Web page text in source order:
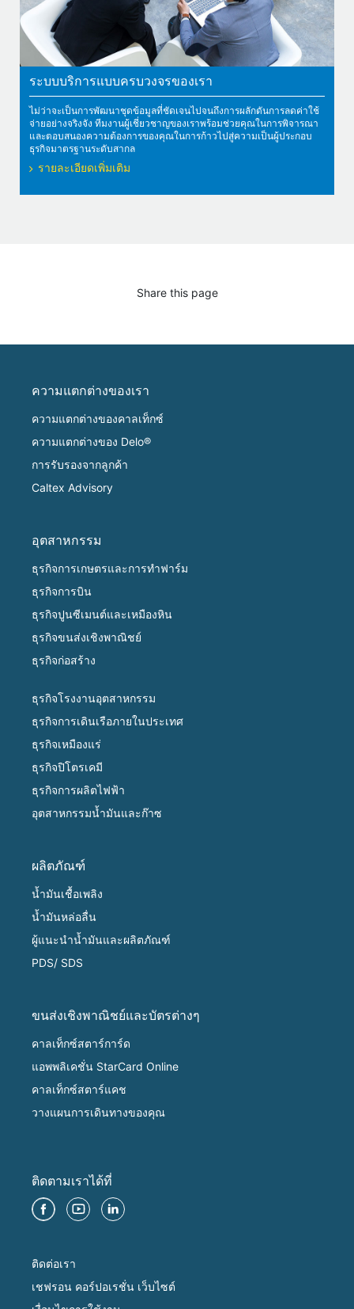
ระบบบริการแบบครบวงจรของเรา
ไม่ว่าจะเป็นการพัฒนาชุดข้อมูลที่ชัดเจนไปจนถึงการผลักดันการลดค่าใช้
จ่ายอย่างจริงจัง ทีมงานผู้เชี่ยวชาญของเราพร้อมช่วยคุณในการพิจารณา
และตอบสนองความต้องการของคุณในการก้าวไปสู่ความเป็นผู้ประกอบ
ธุรกิจมาตรฐานระดับสากล
รายละเอียดเพิ่มเติม
Share this page
ความแตกต่างของเรา
ความแตกต่างของคาลเท็กซ์
ความแตกต่างของ Delo®
การรับรองจากลูกค้า
Caltex Advisory
อุตสาหกรรม
ธุรกิจการเกษตรและการทำฟาร์ม
ธุรกิจการบิน
ธุรกิจปูนซีเมนต์และเหมืองหิน
ธุรกิจขนส่งเชิงพาณิชย์
ธุรกิจก่อสร้าง
ธุรกิจโรงงานอุตสาหกรรม
ธุรกิจการเดินเรือภายในประเทศ
ธุรกิจเหมืองแร่
ธุรกิจปิโตรเคมี
ธุรกิจการผลิตไฟฟ้า
อุตสาหกรรมน้ำมันและก๊าซ
ผลิตภัณฑ์
น้ำมันเชื้อเพลิง
น้ำมันหล่อลื่น
ผู้แนะนำน้ำมันและผลิตภัณฑ์
PDS/ SDS
ขนส่งเชิงพาณิชย์และบัตรต่างๆ
คาลเท็กซ์สตาร์การ์ด
แอพพลิเคชั่น StarCard Online
คาลเท็กซ์สตาร์แคช
วางแผนการเดินทางของคุณ
ติดตามเราได้ที่
ติดต่อเรา
เชฟรอน คอร์ปอเรชั่น เว็บไซต์